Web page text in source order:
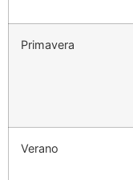
Primavera
Verano